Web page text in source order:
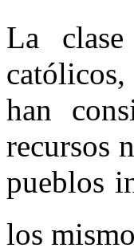
La
han
recursos
pueblos
los